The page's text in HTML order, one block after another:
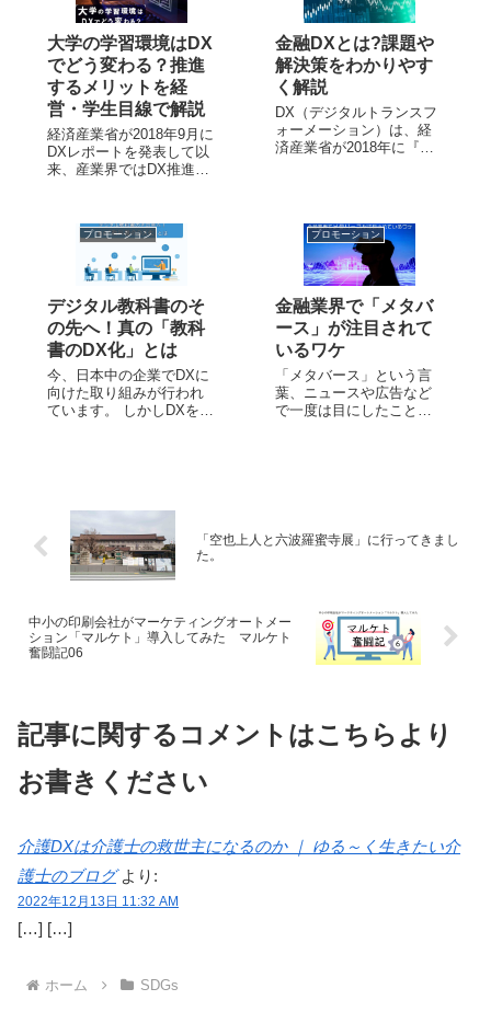
大学の学習環境はDX
でどう変わる？推進
するメリットを経
営・学生目線で解説
経済産業省が2018年9月に
DXレポートを発表して以
来、産業界ではDX推進に
年はコロナ禍の影響によ
り、臨時休校の要請やオ
ンライン授業の普及な
ど、教育機関においても
ります。 ...
金融DXとは?課題や
解決策をわかりやす
く解説
DX（デジタルトランスフ
ォーメーション）は、経
済産業省が2018年に『DX
れるようになりました。
多くの企業がDXに取り組
んでおり、金融業者もそ
プロモーション
デジタル教科書のそ
の先へ！真の「教科
書のDX化」とは
今、日本中の企業でDXに
向けた取り組みが行われ
ています。 しかしDXを推
れています。 そこで今回
は学校が行っているDX施
策の中で...
プロモーション
金融業界で「メタバ
ース」が注目されて
いるワケ
「メタバース」という言
葉、ニュースや広告など
で一度は目にしたことが
あり、近年、メタバース
は頻繁に利用される...
「空也上人と六波羅蜜寺展」に行ってきまし
た。
中小の印刷会社がマーケティングオートメー
ション「マルケト」導入してみた マルケト
奮闘記06
記事に関するコメントはこちらより
お書きください
介護DXは介護士の救世主になるのか ｜ ゆる～く生きたい介
護士のブログ より:
2022年12月13日 11:32 AM
[…] […]
ホーム SDGs